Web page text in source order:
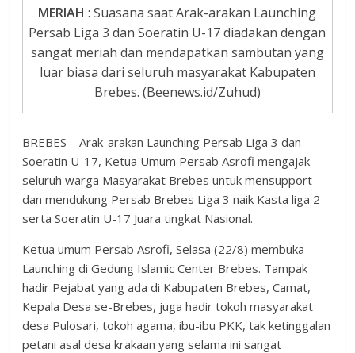
MERIAH : Suasana saat Arak-arakan Launching
Persab Liga 3 dan Soeratin U-17 diadakan dengan
sangat meriah dan mendapatkan sambutan yang
luar biasa dari seluruh masyarakat Kabupaten
Brebes. (Beenews.id/Zuhud)
BREBES – Arak-arakan Launching Persab Liga 3 dan
Soeratin U-17, Ketua Umum Persab Asrofi mengajak
seluruh warga Masyarakat Brebes untuk mensupport
dan mendukung Persab Brebes Liga 3 naik Kasta liga 2
serta Soeratin U-17 Juara tingkat Nasional.
Ketua umum Persab Asrofi, Selasa (22/8) membuka
Launching di Gedung Islamic Center Brebes. Tampak
hadir Pejabat yang ada di Kabupaten Brebes, Camat,
Kepala Desa se-Brebes, juga hadir tokoh masyarakat
desa Pulosari, tokoh agama, ibu-ibu PKK, tak ketinggalan
petani asal desa krakaan yang selama ini sangat